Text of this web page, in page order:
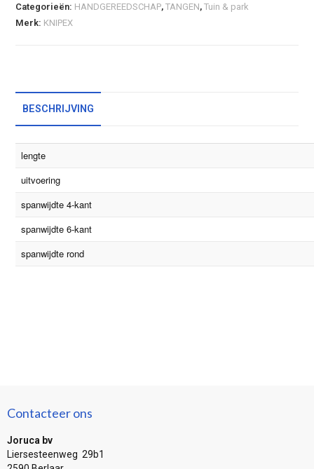
Categorieën: HANDGEREEDSCHAP,TANGEN,Tuin & park
Merk: KNIPEX
BESCHRIJVING
lengte
uitvoering
spanwijdte 4-kant
spanwijdte 6-kant
spanwijdte rond
Contacteer ons
Joruca bv
Liersesteenweg 29b1